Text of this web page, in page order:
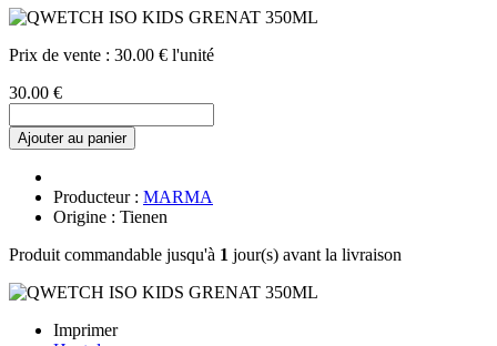
Prix de vente : 30.00 € l'unité
30.00 €
Ajouter au panier
Producteur : MARMA
Origine : Tienen
Produit commandable jusqu'à 1 jour(s) avant la livraison
Imprimer